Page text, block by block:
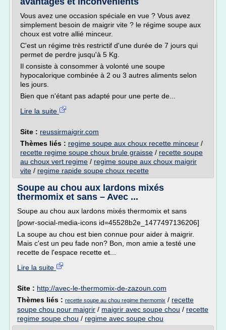
Vous avez une occasion spéciale en vue ? Vous avez
simplement besoin de maigrir vite ? le régime soupe aux
choux est votre allié minceur.
C'est un régime très restrictif d'une durée de 7 jours qui
permet de perdre jusqu'à 5 Kg.
Il consiste à consommer à volonté une soupe
hypocalorique combinée à 2 ou 3 autres aliments selon
les jours.
Bien que n'étant pas adapté pour une perte de...
Lire la suite
Site : reussirmaigrir.com
Thèmes liés : regime soupe aux choux recette minceur /
recette regime soupe choux brule graisse / recette soupe
au choux vert regime / regime soupe aux choux maigrir
vite / regime rapide soupe choux recette
Soupe au chou aux lardons mixés
thermomix et sans – Avec ...
Soupe au chou aux lardons mixés thermomix et sans
[powr-social-media-icons id=45528b2e_1477497136206]
La soupe au chou est bien connue pour aider à maigrir.
Mais c'est un peu fade non? Bon, mon amie a testé une
recette de l'espace recette et...
Lire la suite
Site : http://avec-le-thermomix-de-zazoun.com
Thèmes liés : recette soupe au chou regime thermomix / recette
soupe chou pour maigrir / maigrir avec soupe chou / recette
regime soupe chou / regime avec soupe chou